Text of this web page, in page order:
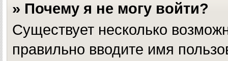
» Почему я не могу войти?
Существует несколько
правильно вводите имя